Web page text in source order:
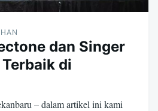
dan Singer
di
– dalam artikel ini kami